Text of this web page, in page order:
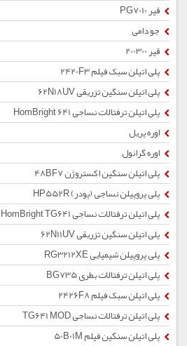
قیر PG7010
جو دامی
قیر 200300
پلی اتیلن سبک فیلم 2420F3
پلی اتیلن سنگین تزریقی 62N18UV
پلی اتیلن ترفتالات نساجی HomBright 641
اوره پریل
اوره گرانول
پلی اتیلن سنگین اکستروژن 48BF7
پلی پروپیلن نساجی (پودر) HP552R
پلی اتیلن ترفتالات نساجی HomBright TG641
پلی اتیلن سنگین تزریقی 62N11UV
پلی پروپیلن شیمیایی RG3212XE
پلی اتیلن ترفتالات بطری BG735
پلی اتیلن سبک فیلم 2426F8
پلی اتیلن ترفتالات نساجی TG641 MOD
پلی اتیلن سنگین فیلم 50B01M